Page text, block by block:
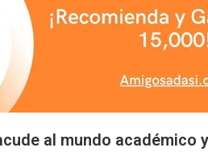
al mundo académico